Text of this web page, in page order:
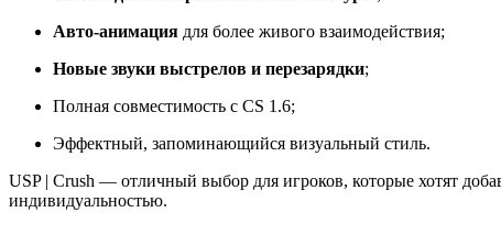
Авто-анимация для более живого взаимодействия;
Новые звуки выстрелов и перезарядки;
Полная совместимость с CS 1.6;
Эффектный, запоминающийся визуальный стиль.
USP | Crush — отличный выбор для игроков, которые хотят
индивидуальностью.